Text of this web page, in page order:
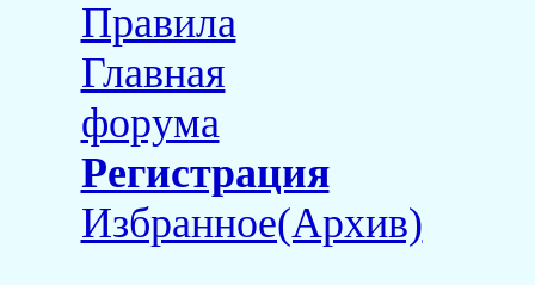
Правила
Главная
форума
Регистрация
Избранное(Архив)